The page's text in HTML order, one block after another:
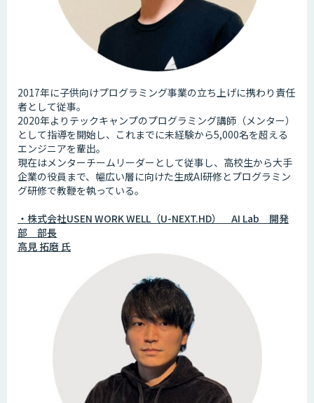
2017年に子供向けプログラミング事業の立ち上げに携わり責任
者として従事。
2020年よりテックキャンプのプログラミング講師（メンター）
として指導を開始し、これまでに未経験から5,000名を超える
エンジニアを輩出。
現在はメンターチームリーダーとして従事し、高校生から大手
企業の役員まで、幅広い層に向けた生成AI研修とプログラミン
グ研修で教鞭を執っている。
・株式会社USEN WORK WELL（U-NEXT.HD） AI Lab 開発
部 部長
高見 拓磨 氏